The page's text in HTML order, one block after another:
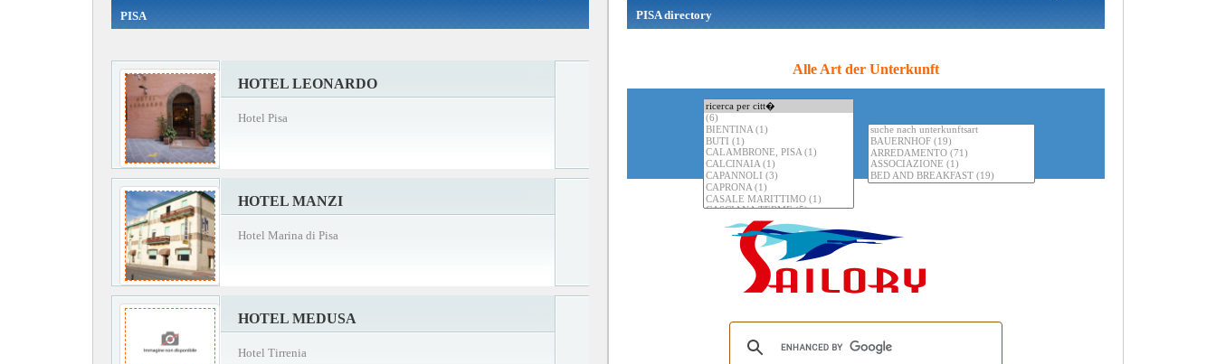
PISA
HOTEL LEONARDO
Hotel Pisa
HOTEL MANZI
Hotel Marina di Pisa
HOTEL MEDUSA
Hotel Tirrenia
PISA directory
Alle Art der Unterkunft